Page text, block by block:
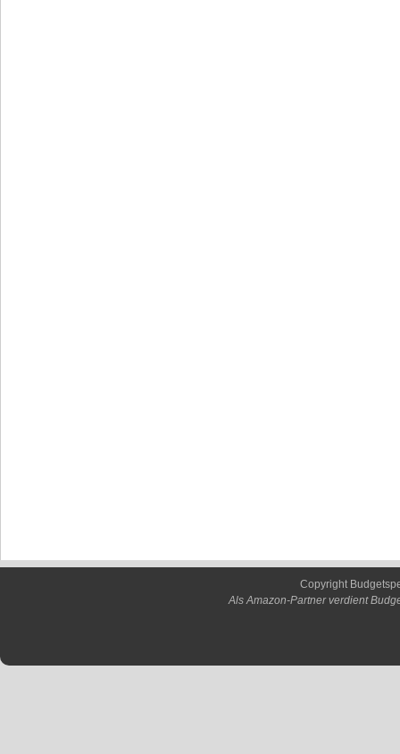
Copyright
Als Amazon-Partner verdient